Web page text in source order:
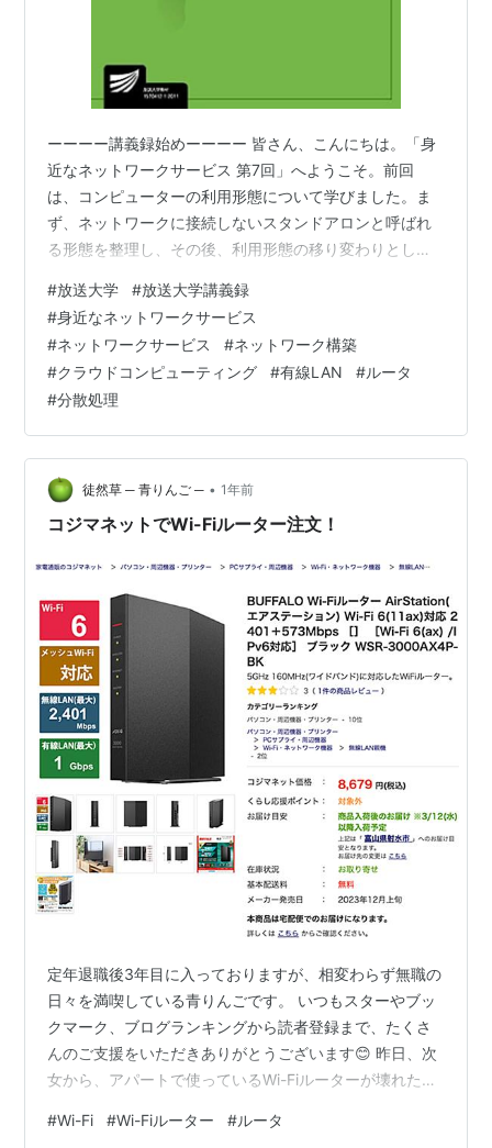
ーーーー講義録始めーーーー 皆さん、こんにちは。「身
近なネットワークサービス 第7回」へようこそ。前回
は、コンピューターの利用形態について学びました。ま
ず、ネットワークに接続しないスタンドアロンと呼ばれ
る形態を整理し、その後、利用形態の移り変わりとし
ィングについて学習しました。その後、ユーティリティ
コンピューティング、グリッドコンピューティング、ユ
ビキタスコンピューティングといった、クラウドコンピ
ューティングに関連する利用形態について考察しまし
た。 今回の授業では、有線ネットワークに注目します。
実際のネットワーク構築において、有線ケーブルを用
い…
#放送大学 #放送大学講義録
#身近なネットワークサービス
#ネットワークサービス #ネットワーク構築
#クラウドコンピューティング #有線LAN #ルータ
#分散処理
徒然草 ─ 青りんご ─ • 1年前
コジマネットでWi-Fiルーター注文！
定年退職後3年目に入っておりますが、相変わらず無職の
日々を満喫している青りんごです。 いつもスターやブッ
クマーク、ブログランキングから読者登録まで、たくさ
んのご支援をいただきありがとうございます😊 昨日、次
女から、アパートで使っているWi-Fiルーターが壊れたと
たいですけど、待たされるし、対応が悪いし‥‥という話
#Wi-Fi #Wi-Fiルーター #ルータ